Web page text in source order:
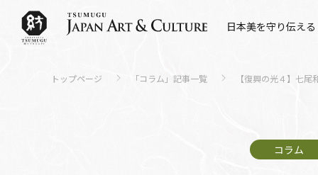
日本美を守り伝え
トップページ 「コラム」記事一覧 【復興の光４】七